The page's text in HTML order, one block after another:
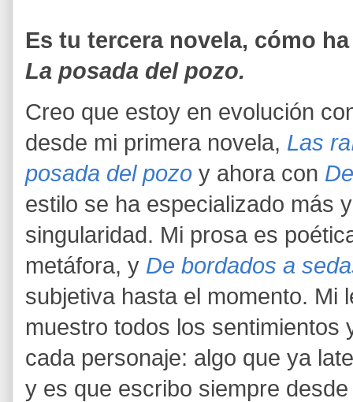
Es tu tercera novela, cómo
La posada del pozo.
Creo que estoy en evolución
desde mi primera novela, Las
posada del pozo y ahora con
estilo se ha especializado más
singularidad. Mi prosa es
metáfora, y De bordados a
subjetiva hasta el momento. Mi
muestro todos los sentimientos
cada personaje: algo que ya
y es que escribo siempre